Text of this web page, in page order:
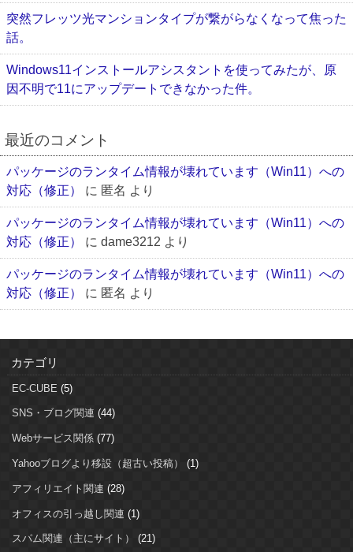
突然フレッツ光マンションタイプが繋がらなくなって焦った
話。
Windows11インストールアシスタントを使ってみたが、原
因不明で11にアップデートできなかった件。
最近のコメント
パッケージのランタイム情報が壊れています（Win11）への
対応（修正）
に 匿名 より
パッケージのランタイム情報が壊れています（Win11）への
対応（修正）
に dame3212 より
パッケージのランタイム情報が壊れています（Win11）への
対応（修正）
に 匿名 より
カテゴリ
EC-CUBE (5)
SNS・ブログ関連 (44)
Webサービス関係 (77)
Yahooブログより移設（超古い投稿） (1)
アフィリエイト関連 (28)
オフィスの引っ越し関連 (1)
スパム関連（主にサイト） (21)